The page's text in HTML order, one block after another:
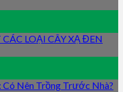
LOẠI CÂY XẠ ĐEN
Nên Trồng Trước Nhà?